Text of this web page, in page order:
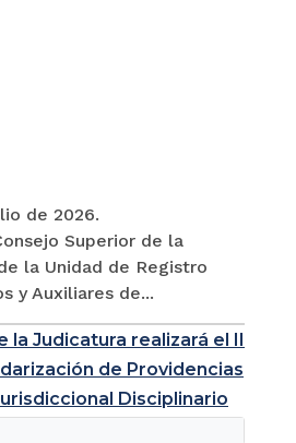
de 2026.
Superior de la
la Unidad de Registro
y Auxiliares de...
Judicatura realizará el II
de Providencias
Disciplinario